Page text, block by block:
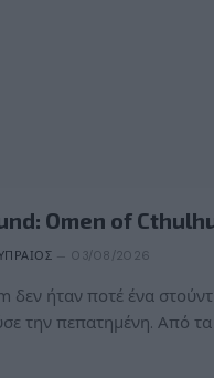
Omen of
03/08/2026
δεν ήταν ποτέ ένα
την πεπατημένη. Από